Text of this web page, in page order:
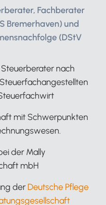
Fachberater
Bremerhaven) und
(DStV
nach
mit Schwerpunkten
der Mally
mbH
der Deutsche Pflege